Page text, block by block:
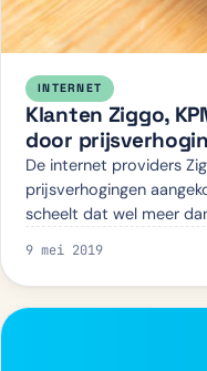
INTERNET
Klanten Ziggo,
door
De internet providers
prijsverhogingen
scheelt dat wel meer
9 mei 2019